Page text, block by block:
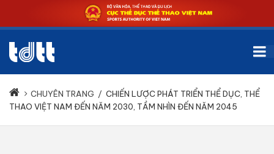
CHUYÊN TRANG / CHIẾN LƯỢC PHÁT TRIỂN THỂ DỤC, THỂ
THAO VIỆT NAM ĐẾN NĂM 2030, TẦM NHÌN ĐẾN NĂM 2045